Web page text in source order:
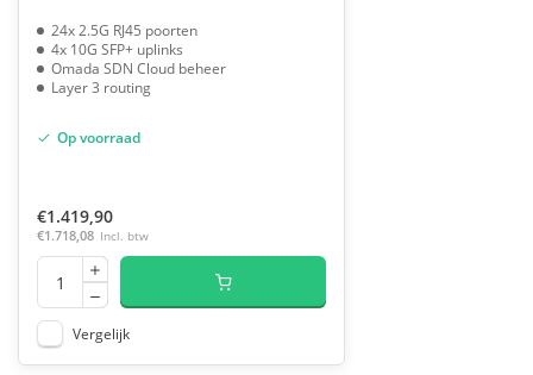
24x 2.5G RJ45 poorten
4x 10G SFP+ uplinks
Omada SDN Cloud beheer
Layer 3 routing
Op voorraad
€1.419,90
€1.718,08 Incl. btw
Vergelijk